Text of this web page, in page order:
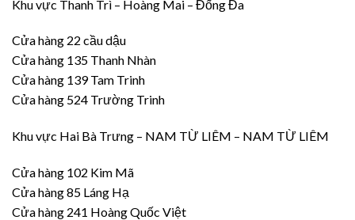
Khu vực Thanh Trì – Hoàng Mai – Đống Đa
Cửa hàng 22 cầu dậu
Cửa hàng 135 Thanh Nhàn
Cửa hàng 139 Tam Trinh
Cửa hàng 524 Trường Trinh
Khu vực Hai Bà Trưng – NAM TỪ LIÊM – NAM TỪ LIÊM
Cửa hàng 102 Kim Mã
Cửa hàng 85 Láng Hạ
Cửa hàng 241 Hoàng Quốc Việt